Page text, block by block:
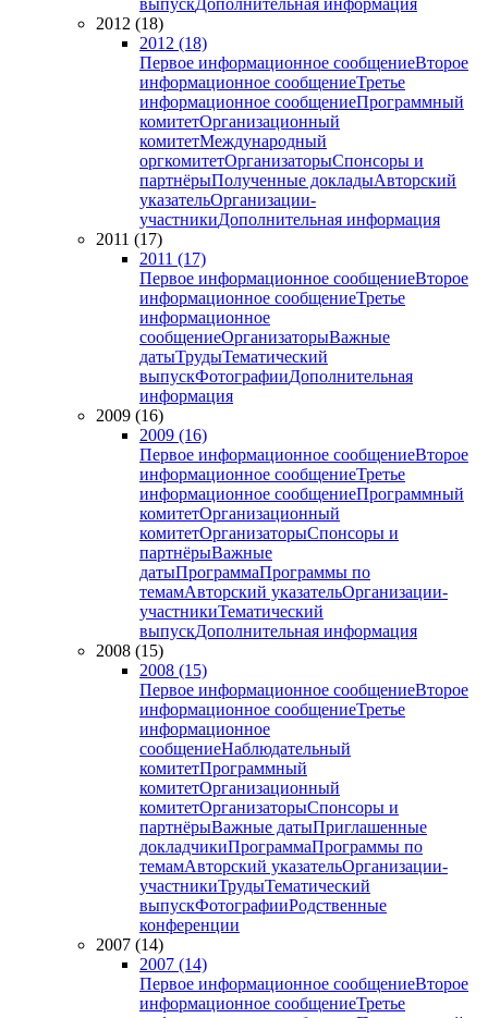
выпускДополнительная информация
2012 (18)
2012 (18)
Первое информационное сообщениеВторое
информационное сообщениеТретье
информационное сообщениеПрограммный
комитетОрганизационный
комитетМеждународный
оргкомитетОрганизаторыСпонсоры и
партнёрыПолученные докладыАвторский
указательОрганизации-
участникиДополнительная информация
2011 (17)
2011 (17)
Первое информационное сообщениеВторое
информационное сообщениеТретье
информационное
сообщениеОрганизаторыВажные
датыТрудыТематический
выпускФотографииДополнительная
информация
2009 (16)
2009 (16)
Первое информационное сообщениеВторое
информационное сообщениеТретье
информационное сообщениеПрограммный
комитетОрганизационный
комитетОрганизаторыСпонсоры и
партнёрыВажные
датыПрограммаПрограммы по
темамАвторский указательОрганизации-
участникиТематический
выпускДополнительная информация
2008 (15)
2008 (15)
Первое информационное сообщениеВторое
информационное сообщениеТретье
информационное
сообщениеНаблюдательный
комитетПрограммный
комитетОрганизационный
комитетОрганизаторыСпонсоры и
партнёрыВажные датыПриглашенные
докладчикиПрограммаПрограммы по
темамАвторский указательОрганизации-
участникиТрудыТематический
выпускФотографииРодственные
конференции
2007 (14)
2007 (14)
Первое информационное сообщениеВторое
информационное сообщениеТретье